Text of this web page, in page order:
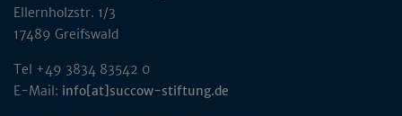
Ellernholzstr. 1/3
17489 Greifswald
Tel +49 3834 83542 0
E-Mail: info[at]succow-stiftung.de